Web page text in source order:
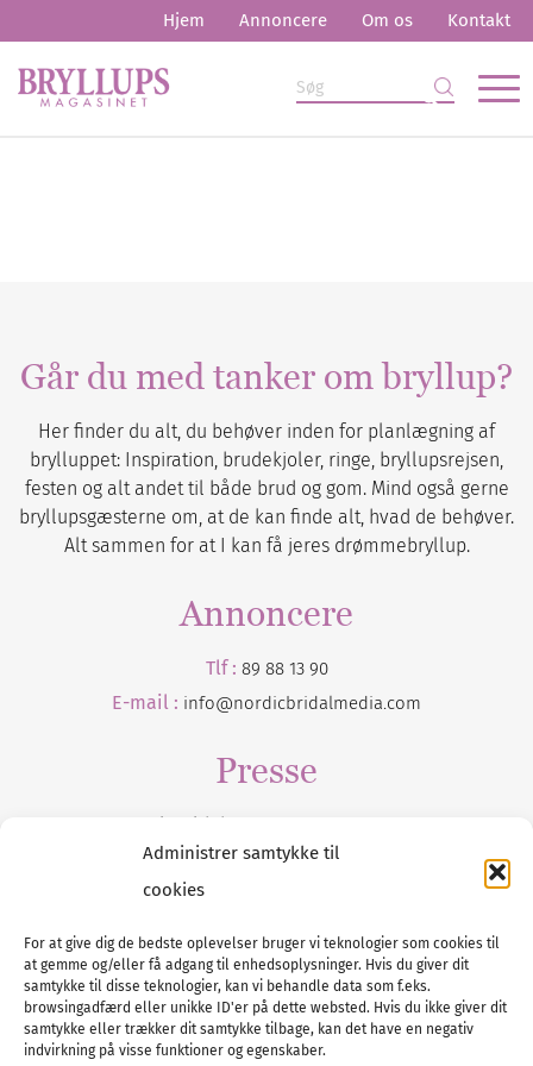
Administrer samtykke til
cookies
For at give dig de bedste oplevelser bruger vi teknologier som cookies til
at gemme og/eller få adgang til enhedsoplysninger. Hvis du giver dit
samtykke til disse teknologier, kan vi behandle data som f.eks.
browsingadfærd eller unikke ID'er på dette websted. Hvis du ikke giver dit
samtykke eller trækker dit samtykke tilbage, kan det have en negativ
indvirkning på visse funktioner og egenskaber.
Hjem Annoncere Om os Kontakt
Går du med tanker om bryllup?
Her finder du alt, du behøver inden for planlægning af
brylluppet: Inspiration, brudekjoler, ringe, bryllupsrejsen,
festen og alt andet til både brud og gom. Mind også gerne
bryllupsgæsterne om, at de kan finde alt, hvad de behøver.
Alt sammen for at I kan få jeres drømmebryllup.
Annoncere
Tlf : 89 88 13 90
E-mail : info@nordicbridalmedia.com
Presse
Tilmeld dig vores
Tel :89 88 13 90
E-post:info@nordicbridalmedia.com
Nordic Bridal Media